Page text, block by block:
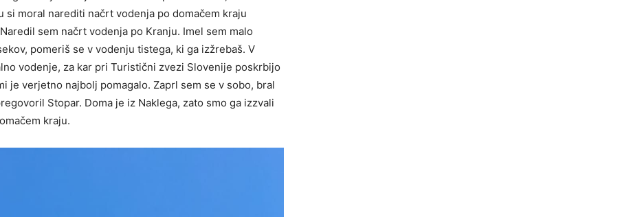
moral narediti načrt vodenja po domačem kraju
sem načrt vodenja po Kranju. Imel sem malo
pomeriš se v vodenju tistega, ki ga izžrebaš. V
vodenje, za kar pri Turistični zvezi Slovenije poskrbijo
je verjetno najbolj pomagalo. Zaprl sem se v sobo, bral
Stopar. Doma je iz Naklega, zato smo ga izzvali
kraju.